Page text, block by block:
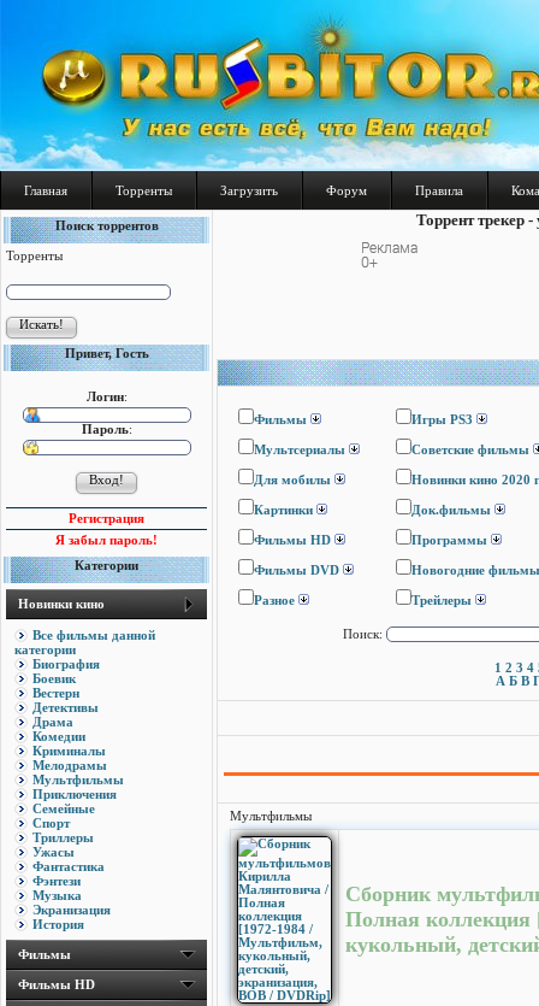
Главная Торренты Загрузить Форум Правила
Поиск торрентов
Торренты
Привет, Гость
Логин:
Пароль:
Регистрация
Я забыл пароль!
Категории
Новинки кино
Все фильмы данной
категории
Биография
Боевик
Вестерн
Детективы
Драма
Комедии
Криминалы
Мелодрамы
Мультфильмы
Приключения
Семейные
Спорт
Триллеры
Ужасы
Фантастика
Фэнтези
Музыка
Экранизация
История
Фильмы
Фильмы HD
Торрент трекер
Фильмы Игры PS3
Мультсериалы Cоветские фильмы
Для мобилы Новинки кино 2020
Картинки Док.фильмы
Фильмы HD Программы
Фильмы DVD Новогодние фильмы
Разное Трейлеры
Поиск:
1 2 3 4
А Б В
Мультфильмы
Сборник
Полная
кукольный,